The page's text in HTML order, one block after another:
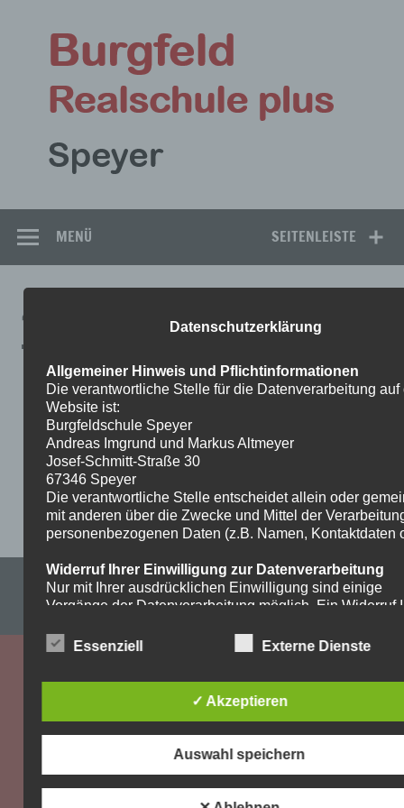
springen
SEITENLEISTE
MENÜ
4
Impressum & Datenschutzerklärung
Datenschutzerklärung
Allgemeiner Hinweis und Pflichtinformationen
Die verantwortliche Stelle für die Datenverarbeitung auf
Website ist:
Burgfeldschule Speyer
Andreas Imgrund und Markus Altmeyer
Josef-Schmitt-Straße 30
67346 Speyer
Die verantwortliche Stelle entscheidet allein oder
mit anderen über die Zwecke und Mittel der
personenbezogenen Daten (z.B. Namen, Kontaktdaten
Widerruf Ihrer Einwilligung zur Datenverarbeitung
Nur mit Ihrer ausdrücklichen Einwilligung sind einige
Vorgänge der Datenverarbeitung möglich. Ein Widerruf
Widerruf genügt eine formlose Mitteilung per E-Mail. Die
Recht auf Beschwerde bei der zuständigen
Aufsichtsbehörde
Als Betroffener steht Ihnen im Falle eines
der zuständigen Aufsichtsbehörde zu. Zuständige
Aufsichtsbehörde bezüglich datenschutzrechtlicher
Essenziell Externe Dienste
✓ Akzeptieren
Auswahl speichern